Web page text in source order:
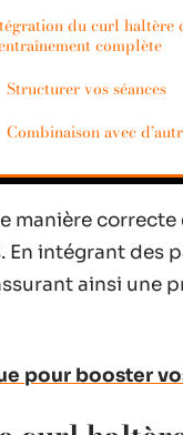
du curl haltère
complète
Structurer vos séances
Combinaison avec
manière correcte
intégrant des
ainsi une
pour booster